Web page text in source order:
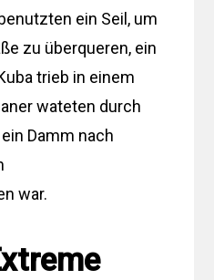
ein Seil, um
zu überqueren, ein
trieb in einem
wateten durch
Damm nach
war.